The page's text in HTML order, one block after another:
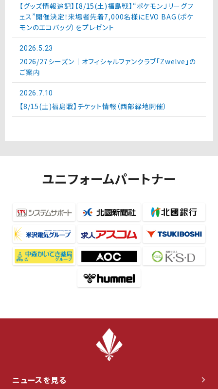
【グッズ情報追記】【8/15(土)福島戦】“ポケモンＪリーグフ
ェス”開催決定！来場者先着7,000名様にEVO BAG（ポケ
モンのエコバッグ）をプレゼント
2026.5.23
2026/27シーズン｜オフィシャルファンクラブ「Zwelve」の
ご案内
2026.7.10
【8/15(土)福島戦】チケット情報（西部緑地開催）
ユニフォームパートナー
ニュースを見る